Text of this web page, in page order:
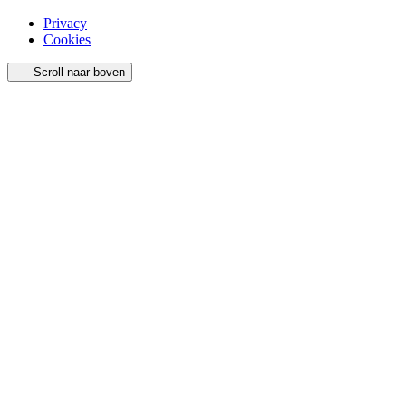
Privacy
Cookies
Scroll naar boven